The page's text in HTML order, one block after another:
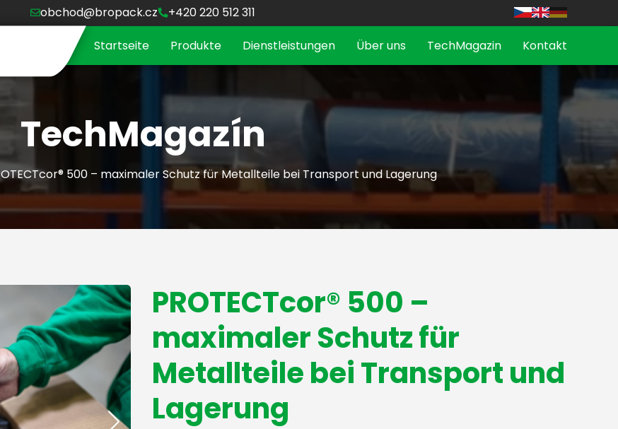
obchod@bropack.cz +420 220 512 311
Startseite Produkte Dienstleistungen Über uns TechMagazin Kontakt
TechMagazín
500 – maximaler Schutz für Metallteile bei Transport und Lagerung
PROTECTcor® 500 –
maximaler Schutz für
Metallteile bei Transport und
Lagerung